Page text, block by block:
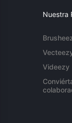
Nuestra
Videezy